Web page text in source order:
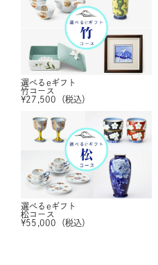
選べるeギフト
竹コース
¥27,500 （税込）
選べるeギフト
松コース
¥55,000 （税込）